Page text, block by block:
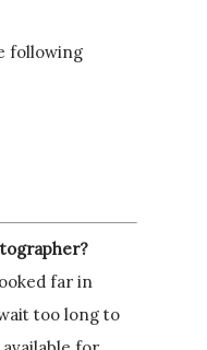
following
far in
too long to